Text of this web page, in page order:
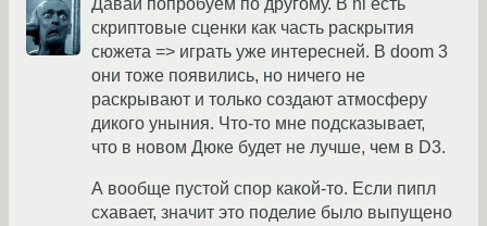
Давай попробуем по другому. В hl есть
скриптовые сценки как часть раскрытия
сюжета => играть уже интересней. В doom 3
они тоже появились, но ничего не
раскрывают и только создают атмосферу
дикого уныния. Что-то мне подсказывает,
что в новом Дюке будет не лучше, чем в D3.
А вообще пустой спор какой-то. Если пипл
схавает, значит это поделие было выпущено